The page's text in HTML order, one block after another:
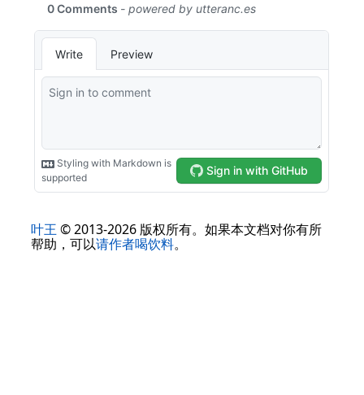
叶王 © 2013-2026 版权所有。如果本文档对你有所
帮助，可以请作者喝饮料。